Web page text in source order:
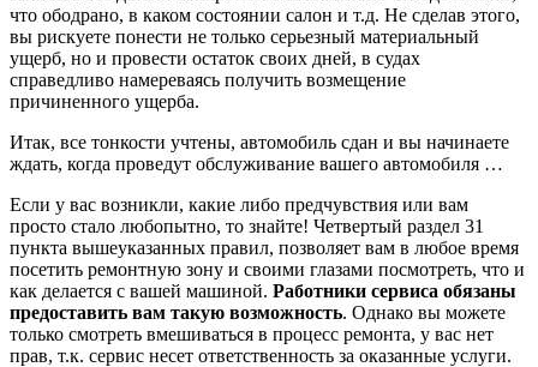
что ободрано, в каком состоянии салон и т.д. Не сделав этого,
вы рискуете понести не только серьезный материальный
ущерб, но и провести остаток своих дней, в судах
справедливо намереваясь получить возмещение
причиненного ущерба.
Итак, все тонкости учтены, автомобиль сдан и вы начинаете
ждать, когда проведут обслуживание вашего автомобиля …
Если у вас возникли, какие либо предчувствия или вам
просто стало любопытно, то знайте! Четвертый раздел 31
пункта вышеуказанных правил, позволяет вам в любое время
посетить ремонтную зону и своими глазами посмотреть, что и
как делается с вашей машиной. Работники сервиса обязаны
предоставить вам такую возможность. Однако вы можете
только смотреть вмешиваться в процесс ремонта, у вас нет
прав, т.к. сервис несет ответственность за оказанные услуги.